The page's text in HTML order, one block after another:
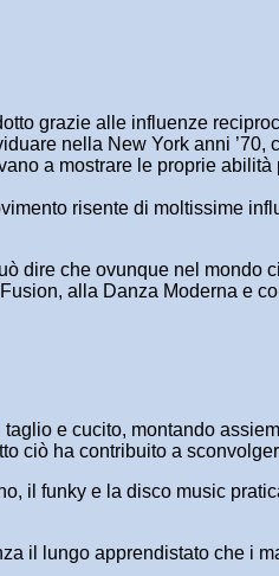
grazie alle influenze
nella New York anni ’70,
a mostrare le proprie abilità
risente di moltissime
dire che ovunque nel mondo
alla Danza Moderna e
e cucito, montando
ciò ha contribuito a
il funky e la disco music
il lungo apprendistato che i